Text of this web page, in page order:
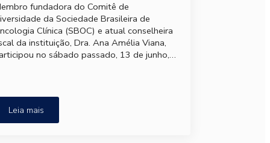
fundadora do Comitê de
da Sociedade Brasileira de
Clínica (SBOC) e atual conselheira
da instituição, Dra. Ana Amélia Viana,
no sábado passado, 13 de junho,…
Leia mais